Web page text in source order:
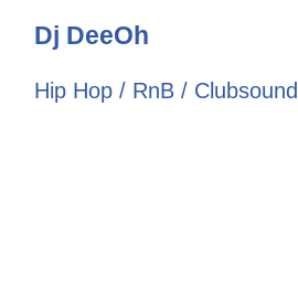
Dj DeeOh
Hip Hop / RnB / Clubsound